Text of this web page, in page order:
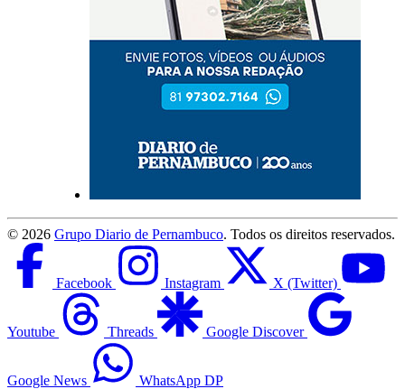
© 2026 Grupo Diario de Pernambuco. Todos os direitos reservados.
Facebook Instagram X (Twitter)
Youtube Threads Google Discover
Google News WhatsApp DP